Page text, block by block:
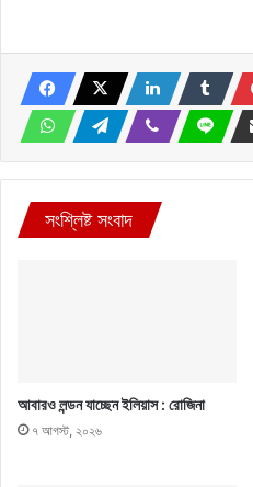
সংশ্লিষ্ট সংবাদ
আবারও লন্ডন যাচ্ছেন ইলিয়াস : রোজিনা
৭ আগস্ট, ২০২৬